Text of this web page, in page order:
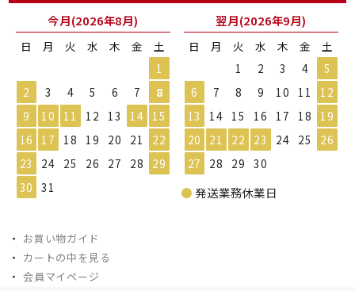
今月(2026年8月)
日 月 火 水 木 金
土
1
2
3 4 5 6 7
8
9
10 11 12 13 14 15
16
17 18 19 20 21
22
23
24 25 26 27 28
29
30
31
翌月(2026年9月)
日 月 火 水 木 金
土
1
2 3 4
5
6
7 8 9 10 11
12
13
14 15 16 17 18
19
20
21 22 23 24 25
26
27
28 29 30
● 発送業務休業日
・ お買い物ガイド
・ カートの中を見る
・ 会員マイページ